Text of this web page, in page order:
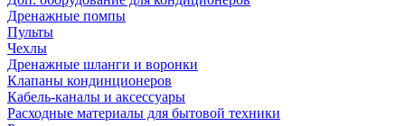
Дренажные помпы
Пульты
Чехлы
Дренажные шланги и воронки
Клапаны кондинционеров
Кабель-каналы и аксессуары
Расходные материалы для бытовой техники